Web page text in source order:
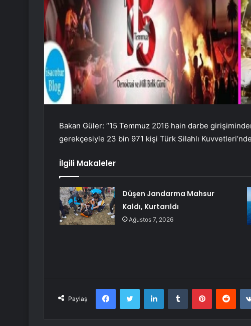
Bakan Güler: “15 Temmuz 2016 hain darbe
gerekçesiyle 23 bin 971 kişi Türk Silahlı
İlgili Makaleler
Düşen Jandarma Mahsur
Kaldı, Kurtarıldı
Ağustos 7, 2026
Paylaş
FacebookTwitter LinkedInTumblr Pinterest